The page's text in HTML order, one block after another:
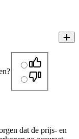
dat de prijs- en